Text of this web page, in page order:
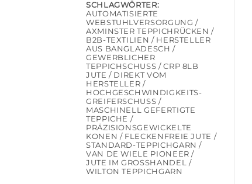
SCHLAGWÖRTER:
AUTOMATISIERTE
WEBSTUHLVERSORGUNG /
AXMINSTER TEPPICHRÜCKEN /
B2B-TEXTILIEN / HERSTELLER
AUS BANGLADESCH /
GEWERBLICHER
TEPPICHSCHUSS / CRP 8LB
JUTE / DIREKT VOM
HERSTELLER /
HOCHGESCHWINDIGKEITS-
GREIFERSCHUSS /
MASCHINELL GEFERTIGTE
TEPPICHE /
PRÄZISIONSGEWICKELTE
KONEN / FLECKENFREIE JUTE /
STANDARD-TEPPICHGARN /
VAN DE WIELE PIONEER /
JUTE IM GROSSHANDEL / W
ILTON TEPPICHGARN